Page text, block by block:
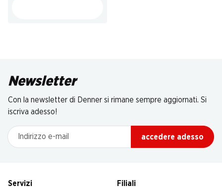
Newsletter
Con la newsletter di Denner si rimane sempre aggiornati. Si
iscriva adesso!
Indirizzo e-mail
accedere adesso
Servizi
Filiali